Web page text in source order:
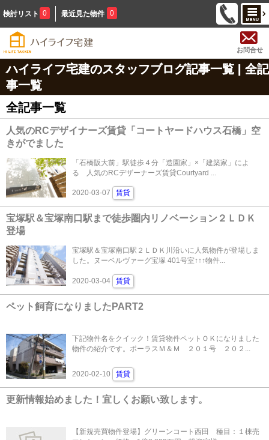
検討リスト 0 最近見た物件 0
お問合せ
ハイライフ宅建のスタッフブログ記事一覧 | 全記
事一覧
全記事一覧
人気のRCデザイナーズ賃貸「コートヤードハウス石橋」空
きがでました
「石橋阪大前」駅徒歩４分「造園家」×「建築家」によ
る 人気のRCデザーナーズ賃貸Courtyard ...
2020-03-07 賃貸
宝塚駅＆宝塚南口駅まで徒歩圏内リノベーション２ＬＤＫ
登場
宝塚駅＆宝塚南口駅２ＬＤＫ川沿いに人気物件が登場しま
した。ヌーベルヴァーグ宝塚 401号室↑↑↑物件...
2020-03-04 賃貸
ペット飼育になりましたPART2
下記物件名をクイック！賃貸物件ペットＯＫになりました
物件の紹介です。ポーラスＭ＆Ｍ ２０１号 ２０２...
2020-02-10 賃貸
更新情報始めました！宜しくお願い致します。
【新規売買物件登場】グリーンコート西田 種目：１棟売